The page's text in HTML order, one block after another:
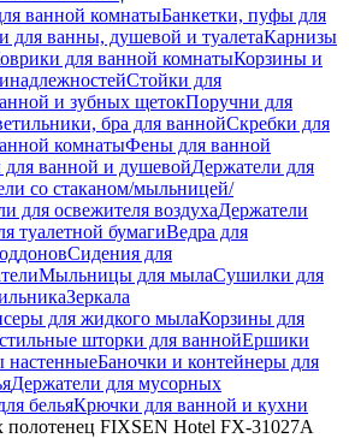
ванной комнатыБанкетки, пуфы для
для ванны, душевой и туалетаКарнизы
для ванной комнатыКорзины и
Стойки для
и зубных щетокПоручни для
бра для ваннойСкребки для
комнатыФены для ванной
ванной и душевойДержатели для
со стаканом/мыльницей/
для освежителя воздухаДержатели
туалетной бумагиВедра для
Сидения для
Мыльницы для мылаСушилки для
Зеркала
для жидкого мылаКорзины для
шторки для ваннойЕршики
настенныеБаночки и контейнеры для
Держатели для мусорных
бельяКрючки для ванной и кухни
полотенец FIXSEN Hotel FX-31027A